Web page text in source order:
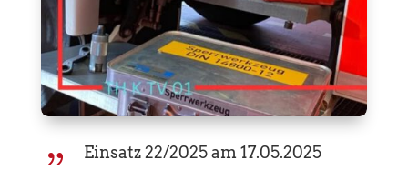
{ Einsatz 22/2025 am 17.05.2025